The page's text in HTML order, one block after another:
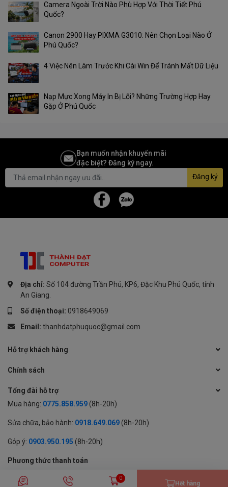
Camera Ngoài Trời Nào Phù Hợp Với Thời Tiết Phú
Quốc?
Canon 2900 Hay PIXMA G3010: Nên Chọn Loại Nào Ở
Phú Quốc?
4 Việc Nên Làm Trước Khi Cài Win Để Tránh Mất Dữ Liệu
Nạp Mực Xong Máy In Bị Lỗi? Những Trường Hợp Hay
Gặp Ở Phú Quốc
Bạn muốn nhận khuyến mãi
đặc biệt? Đăng ký ngay.
Đăng ký
Địa chỉ: Số 104 đường Trần Phú, KP6, Đặc Khu Phú Quốc, tỉnh
An Giang.
Số điện thoại: 0918649069
Email: thanhdatphuquoc@gmail.com
Hỗ trợ khách hàng
Chính sách
Tổng đài hỗ trợ
Mua hàng: 0775.858.959 (8h-20h)
Sửa chữa, bảo hành: 0918.649.069 (8h-20h)
Góp ý: 0903.950.195 (8h-20h)
Phương thức thanh toán
0
Hết hàng